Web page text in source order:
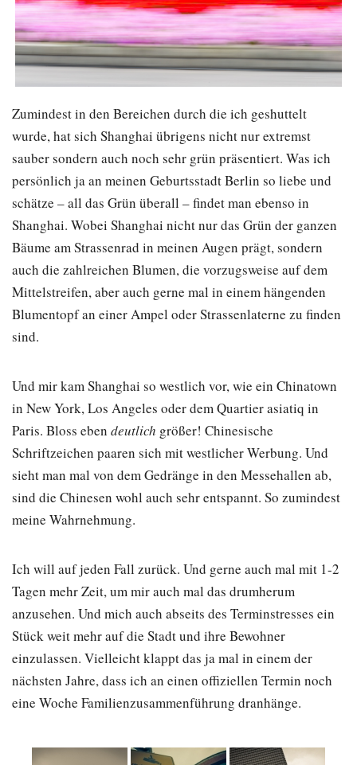
Zumindest in den Bereichen durch die ich geshuttelt
wurde, hat sich Shanghai übrigens nicht nur extremst
sauber sondern auch noch sehr grün präsentiert. Was ich
persönlich ja an meinen Geburtsstadt Berlin so liebe und
schätze – all das Grün überall – findet man ebenso in
Shanghai. Wobei Shanghai nicht nur das Grün der ganzen
Bäume am Strassenrad in meinen Augen prägt, sondern
auch die zahlreichen Blumen, die vorzugsweise auf dem
Mittelstreifen, aber auch gerne mal in einem hängenden
Blumentopf an einer Ampel oder Strassenlaterne zu finden
sind.
Und mir kam Shanghai so westlich vor, wie ein Chinatown
in New York, Los Angeles oder dem Quartier asiatiq in
Paris. Bloss eben deutlich größer! Chinesische
Schriftzeichen paaren sich mit westlicher Werbung. Und
sieht man mal von dem Gedränge in den Messehallen ab,
sind die Chinesen wohl auch sehr entspannt. So zumindest
meine Wahrnehmung.
Ich will auf jeden Fall zurück. Und gerne auch mal mit 1-2
Tagen mehr Zeit, um mir auch mal das drumherum
anzusehen. Und mich auch abseits des Terminstresses ein
Stück weit mehr auf die Stadt und ihre Bewohner
einzulassen. Vielleicht klappt das ja mal in einem der
nächsten Jahre, dass ich an einen offiziellen Termin noch
eine Woche Familienzusammenführung dranhänge.